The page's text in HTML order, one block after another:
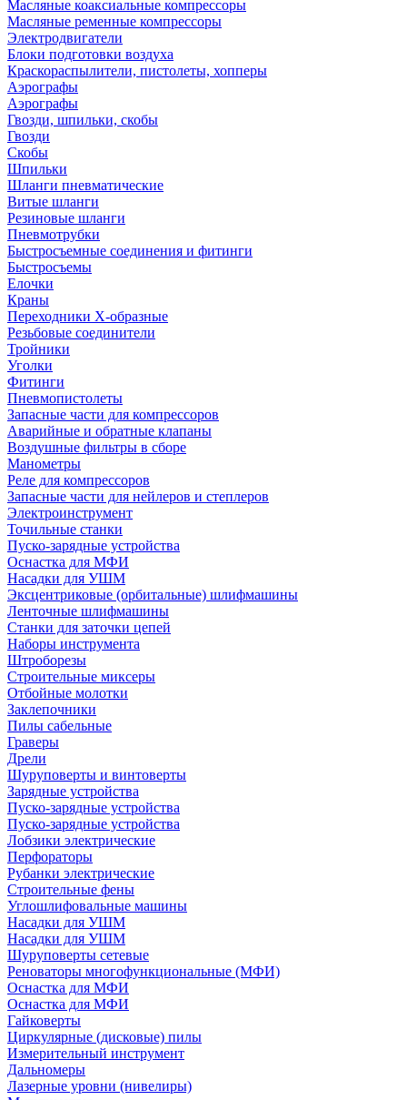
Масляные коаксиальные компрессоры
Масляные ременные компрессоры
Электродвигатели
Блоки подготовки воздуха
Краскораспылители, пистолеты, хопперы
Аэрографы
Аэрографы
Гвозди, шпильки, скобы
Гвозди
Скобы
Шпильки
Шланги пневматические
Витые шланги
Резиновые шланги
Пневмотрубки
Быстросъемные соединения и фитинги
Быстросъемы
Елочки
Краны
Переходники Х-образные
Резьбовые соединители
Тройники
Уголки
Фитинги
Пневмопистолеты
Запасные части для компрессоров
Аварийные и обратные клапаны
Воздушные фильтры в сборе
Манометры
Реле для компрессоров
Запасные части для нейлеров и степлеров
Электроинструмент
Точильные станки
Пуско-зарядные устройства
Оснастка для МФИ
Насадки для УШМ
Эксцентриковые (орбитальные) шлифмашины
Ленточные шлифмашины
Станки для заточки цепей
Наборы инструмента
Штроборезы
Строительные миксеры
Отбойные молотки
Заклепочники
Пилы сабельные
Граверы
Дрели
Шуруповерты и винтоверты
Зарядные устройства
Пуско-зарядные устройства
Пуско-зарядные устройства
Лобзики электрические
Перфораторы
Рубанки электрические
Строительные фены
Углошлифовальные машины
Насадки для УШМ
Насадки для УШМ
Шуруповерты сетевые
Реноваторы многофункциональные (МФИ)
Оснастка для МФИ
Оснастка для МФИ
Гайковерты
Циркулярные (дисковые) пилы
Измерительный инструмент
Дальномеры
Лазерные уровни (нивелиры)